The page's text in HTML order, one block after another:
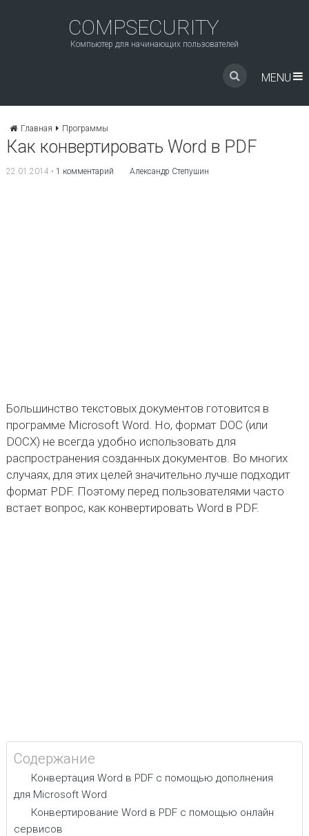
COMPSECURITY
Компьютер для начинающих пользователей
MENU
Главная Программы
Как конвертировать Word в PDF
22.01.2014 • 1 комментарий Александр Степушин
Большинство текстовых документов готовится в
программе Microsoft Word. Но, формат DOC (или
DOCX) не всегда удобно использовать для
распространения созданных документов. Во многих
случаях, для этих целей значительно лучше подходит
формат PDF. Поэтому перед пользователями часто
встает вопрос, как конвертировать Word в PDF.
Содержание
Конвертация Word в PDF с помощью дополнения
для Microsoft Word
Конвертирование Word в PDF с помощью онлайн
сервисов